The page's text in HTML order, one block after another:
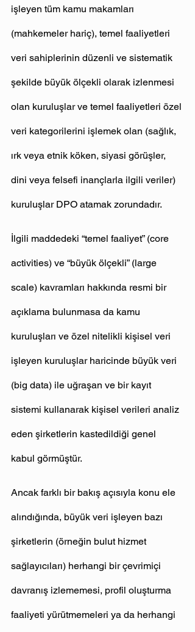
işleyen tüm kamu makamları
(mahkemeler hariç), temel faaliyetleri
veri sahiplerinin düzenli ve sistematik
şekilde büyük ölçekli olarak izlenmesi
olan kuruluşlar ve temel faaliyetleri özel
veri kategorilerini işlemek olan (sağlık,
ırk veya etnik köken, siyasi görüşler,
dini veya felsefi inançlarla ilgili veriler)
kuruluşlar DPO atamak zorundadır.
İlgili maddedeki “temel faaliyet” (core
activities) ve “büyük ölçekli” (large
scale) kavramları hakkında resmi bir
açıklama bulunmasa da kamu
kuruluşları ve özel nitelikli kişisel veri
işleyen kuruluşlar haricinde büyük veri
(big data) ile uğraşan ve bir kayıt
sistemi kullanarak kişisel verileri analiz
eden şirketlerin kastedildiği genel
kabul görmüştür.
Ancak farklı bir bakış açısıyla konu ele
alındığında, büyük veri işleyen bazı
şirketlerin (örneğin bulut hizmet
sağlayıcıları) herhangi bir çevrimiçi
davranış izlememesi, profil oluşturma
faaliyeti yürütmemeleri ya da herhangi